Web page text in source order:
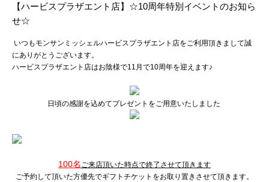
【ハービスプラザエント店】☆10周年特別イベントのお知ら
せ☆
いつもモンサンミッシェルハービスプラザエント店をご利用頂きまして誠
にありがとうございます。
ハービスプラザエント店はお陰様で11月で10周年を迎えます♪
日頃の感謝を込めてプレゼントをご用意いたしました
100名 ご来店頂いた時点で終了させて頂きます
ご予約して頂いた方優先でギフトチケットをお取り置きさせて頂きます。